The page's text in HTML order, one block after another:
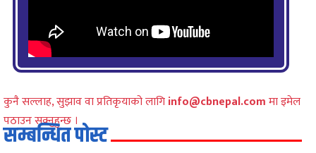
कुनै सल्लाह, सुझाव वा प्रतिकृयाको लागिinfo@cbnepal.comमा इमेल
पठाउन सक्नुहुन्छ ।
सम्बन्धित पोस्ट